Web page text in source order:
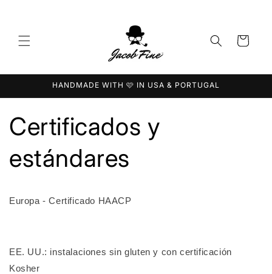
Carrito
HANDMADE WITH 🩷 IN USA & PORTUGAL
Certificados y
estándares
Europa - Certificado HAACP
EE. UU.: instalaciones sin gluten y con certificación
Kosher